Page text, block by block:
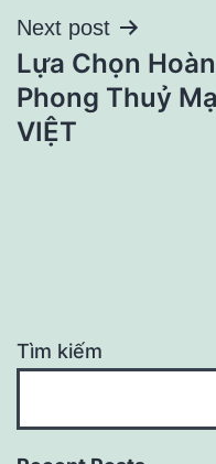
viết
Next post
Lựa Chọn
Phong Thuỷ
VIỆT
Tìm kiếm